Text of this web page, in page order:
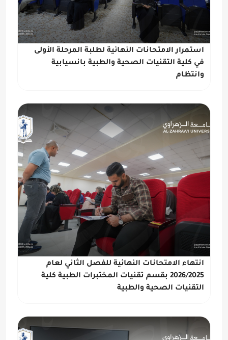
استمرار الامتحانات النهائية لطلبة المرحلة الأولى
في كلية التقنيات الصحية والطبية بانسيابية
وانتظام
انتهاء الامتحانات النهائية للفصل الثاني لعام
2026/2025 بقسم تقنيات المختبرات الطبية كلية
التقنيات الصحية والطبية